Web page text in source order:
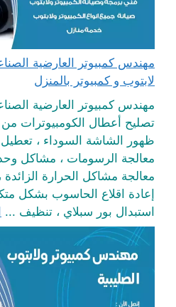
لابتوب و كمبيوتر بالمنزل
مهندس كمبيوتر العارضية
تصليح أعطال الكومبيوترات
ظهور الشاشة السوداء ،
معالجة الرسومات ، مشاكل
معالجة مشاكل الحرارة
إعادة اقلاع الحاسوب بشكل
استبدال بور سبلاي ، تنظيف ...